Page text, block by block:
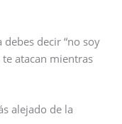
debes decir “no soy
atacan mientras
alejado de la